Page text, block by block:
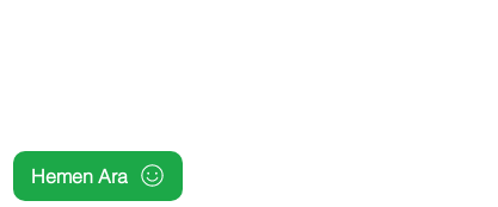
Hemen Ara